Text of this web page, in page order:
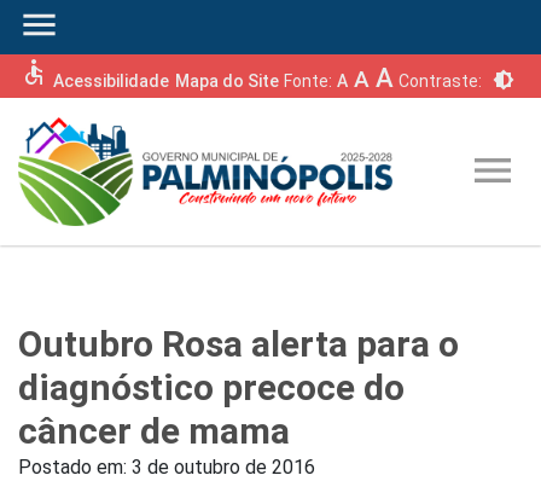
menu
accessible Acessibilidade Mapa do Site Fonte: A A A Contraste: brightness_6
menu
Outubro Rosa alerta para o
diagnóstico precoce do
câncer de mama
Postado em: 3 de outubro de 2016